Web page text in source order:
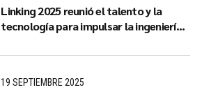
Linking 2025 reunió el talento y la
tecnología para impulsar la ingeniería
19 SEPTIEMBRE 2025